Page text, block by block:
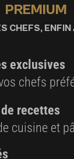
PREMIUM
CHEFS,
exclusives
chefs
recettes
cuisine et